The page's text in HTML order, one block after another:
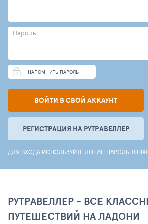
Пароль
НАПОМНИТЬ ПАРОЛЬ
ВОЙТИ В СВОЙ АККАУНТ
РЕГИСТРАЦИЯ НА РУТРАВЕЛЛЕР
ДЛЯ ВХОДА ИСПОЛЬЗУЙТЕ ЛОГИН ПАРОЛЬ
РУТРАВЕЛЛЕР - ВСЕ
ПУТЕШЕСТВИЙ НА ЛАДОНИ